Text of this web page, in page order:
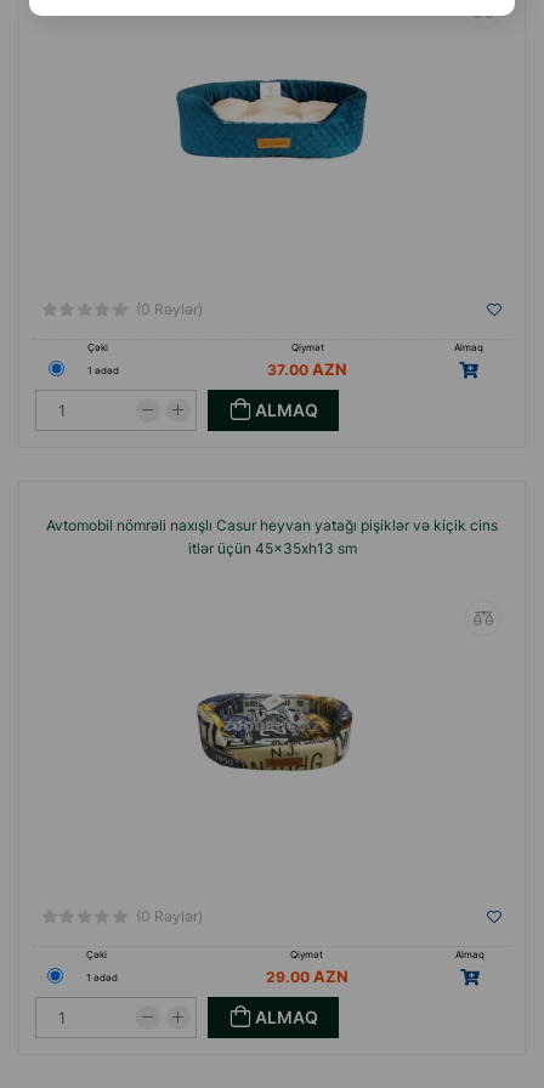
(0 Rəylər)
Çəki Qiymət
Almaq
1 ədəd
37.00
ALMAQ
Avtomobil nömrəli naxışlı Casur heyvan yatağı pişiklər və kiçik cins
itlər üçün 45x35xh13 sm
(0 Rəylər)
Çəki Qiymət
Almaq
1 ədəd
29.00
ALMAQ